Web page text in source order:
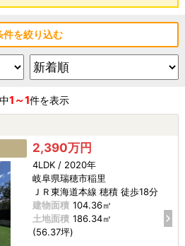
件を絞り込む
1～1件を表示
2,390万円
4LDK / 2020年
岐阜県瑞穂市稲里
ＪＲ東海道本線 穂積 徒歩18分
建物面積 104.36㎡
土地面積 186.34㎡
(56.37坪)